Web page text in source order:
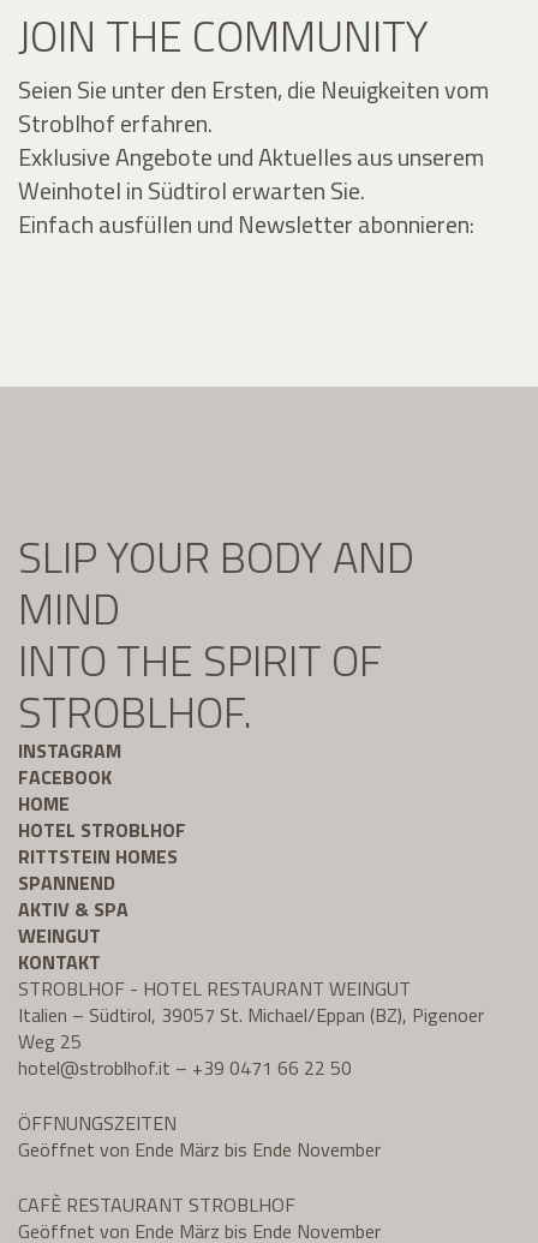
JOIN THE COMMUNITY
Seien Sie unter den Ersten, die Neuigkeiten vom
Stroblhof erfahren.
Exklusive Angebote und Aktuelles aus unserem
Weinhotel in Südtirol erwarten Sie.
Einfach ausfüllen und Newsletter abonnieren:
SLIP YOUR BODY AND
MIND
INTO THE SPIRIT OF
STROBLHOF.
INSTAGRAM
FACEBOOK
HOME
HOTEL STROBLHOF
RITTSTEIN HOMES
SPANNEND
AKTIV & SPA
WEINGUT
KONTAKT
STROBLHOF - HOTEL RESTAURANT WEINGUT
Italien – Südtirol, 39057 St. Michael/Eppan (BZ), Pigenoer
Weg 25
hotel@stroblhof.it – +39 0471 66 22 50
ÖFFNUNGSZEITEN
Geöffnet von Ende März bis Ende November
CAFÈ RESTAURANT STROBLHOF
Geöffnet von Ende März bis Ende November